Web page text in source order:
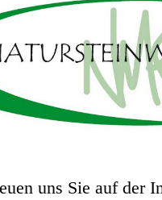
uns Sie auf der